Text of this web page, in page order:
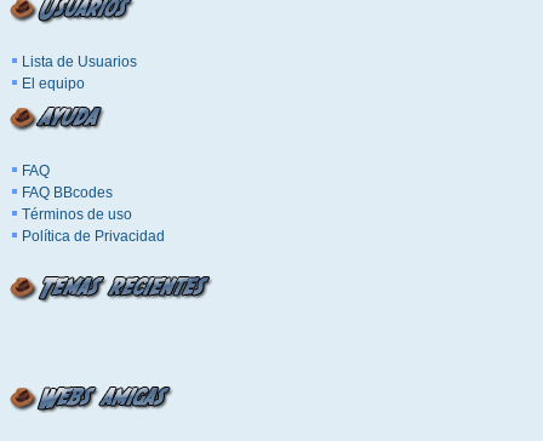
Lista de Usuarios
El equipo
FAQ
FAQ BBcodes
Términos de uso
Política de Privacidad